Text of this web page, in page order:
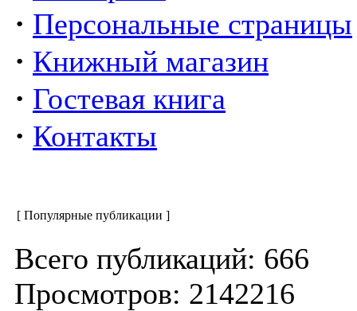
· Персональные страницы
· Книжный магазин
· Гостевая книга
· Контакты
[ Популярные публикации ]
Всего публикаций: 666
Просмотров: 2142216